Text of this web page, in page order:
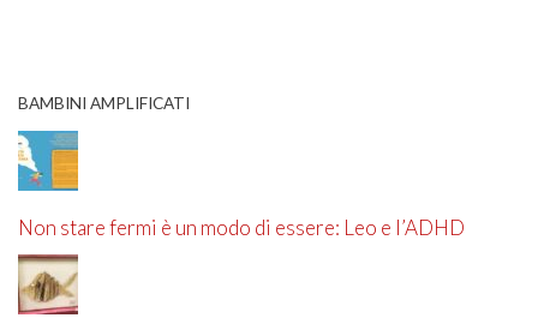
BAMBINI AMPLIFICATI
Non stare fermi è un modo di essere: Leo e l’ADHD